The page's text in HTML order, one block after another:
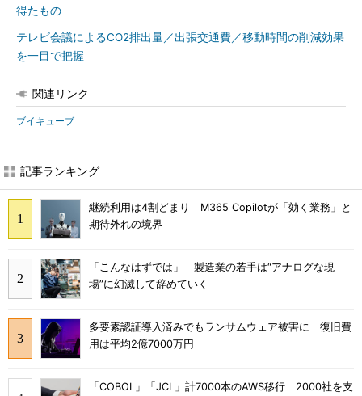
得たもの
テレビ会議によるCO2排出量／出張交通費／移動時間の削減効果
を一目で把握
関連リンク
ブイキューブ
記事ランキング
継続利用は4割どまり M365 Copilotが「効く業務」と
期待外れの境界
「こんなはずでは」 製造業の若手は“アナログな現
場”に幻滅して辞めていく
多要素認証導入済みでもランサムウェア被害に 復旧費
用は平均2億7000万円
「COBOL」「JCL」計7000本のAWS移行 2000社を支